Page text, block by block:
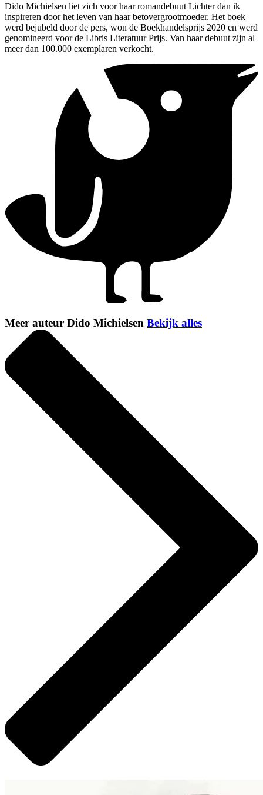
Dido Michielsen liet zich voor haar romandebuut Lichter dan ik
inspireren door het leven van haar betovergrootmoeder. Het boek
werd bejubeld door de pers, won de Boekhandelsprijs 2020 en werd
genomineerd voor de Libris Literatuur Prijs. Van haar debuut zijn al
meer dan 100.000 exemplaren verkocht.
Meer auteur Dido Michielsen Bekijk alles